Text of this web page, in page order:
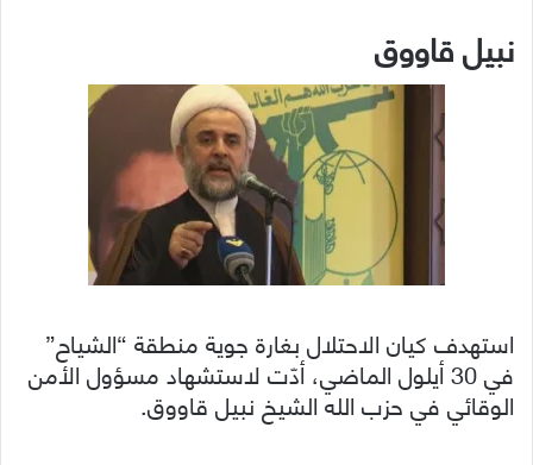
نبيل قاووق
استهدف كيان الاحتلال بغارة جوية منطقة “الشياح”
في 30 أيلول الماضي، أدّت لاستشهاد مسؤول الأمن
الوقائي في حزب الله الشيخ نبيل قاووق.